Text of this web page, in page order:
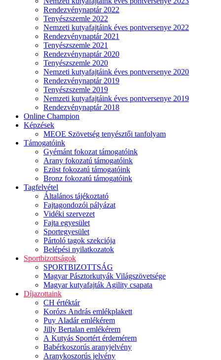
Rendezvénynaptár 2022
Tenyészszemle 2022
Nemzeti kutyafajtáink éves pontversenye 2022
Rendezvénynaptár 2021
Tenyészszemle 2021
Rendezvénynaptár 2020
Tenyészszemle 2020
Nemzeti kutyafajtáink éves pontversenye 2020
Rendezvénynaptár 2019
Tenyészszemle 2019
Nemzeti kutyafajtáink éves pontversenye 2019
Rendezvénynaptár 2018
Online Champion
Képzések
MEOE Szövetség tenyésztői tanfolyam
Támogatóink
Gyémánt fokozat támogatóink
Arany fokozatú támogatóink
Ezüst fokozatú támogatóink
Bronz fokozatú támogatóink
Tagfelvétel
Általános tájékoztató
Fajtagondozói pályázat
Vidéki szervezet
Fajta egyesület
Sportegyesület
Pártoló tagok szekciója
Belépési nyilatkozatok
Sportbizottságok
SPORTBIZOTTSÁG
Magyar Pásztorkutyák Világszövetsége
Magyar kutyafajták Agility csapata
Díjazottaink
CH értéktár
Korózs András emlékplakett
Puy Aladár emlékérem
Jilly Bertalan emlékérem
A Kutyás Sportért érdemérem
Babérkoszorús aranyjelvény
Aranykoszorús jelvény